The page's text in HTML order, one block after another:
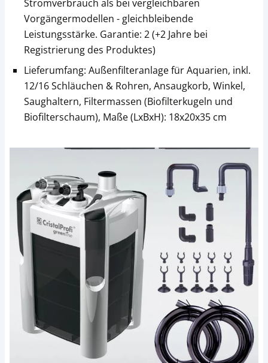
Stromverbrauch als bei vergleichbaren
Vorgängermodellen - gleichbleibende
Leistungsstärke. Garantie: 2 (+2 Jahre bei
Registrierung des Produktes)
Lieferumfang: Außenfilteranlage für Aquarien, inkl.
12/16 Schläuchen & Rohren, Ansaugkorb, Winkel,
Saughaltern, Filtermassen (Biofilterkugeln und
Biofilterschaum), Maße (LxBxH): 18x20x35 cm